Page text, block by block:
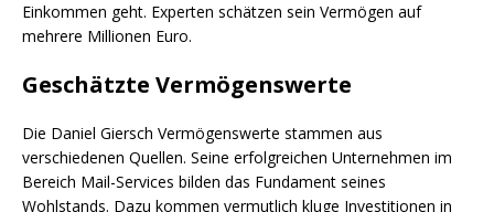
Einkommen geht. Experten schätzen sein Vermögen auf
mehrere Millionen Euro.
Geschätzte Vermögenswerte
Die Daniel Giersch Vermögenswerte stammen aus
verschiedenen Quellen. Seine erfolgreichen Unternehmen im
Bereich Mail-Services bilden das Fundament seines
Wohlstands. Dazu kommen vermutlich kluge Investitionen in